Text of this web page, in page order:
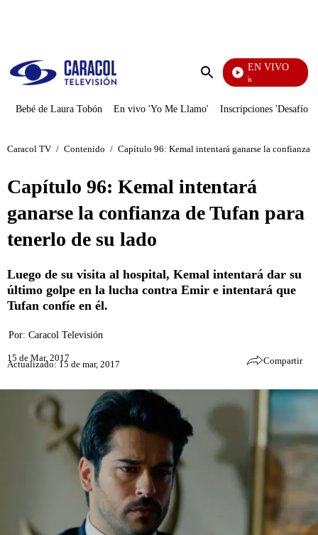
Enviar
EN VIVO
También Caerás
Bebé de Laura Tobón En vivo 'Yo Me Llamo' Inscripciones 'Desafío'
Caracol TV / Contenido / Capítulo 96: Kemal intentará ganarse la confianza
Capítulo 96: Kemal intentará
ganarse la confianza de Tufan para
tenerlo de su lado
Luego de su visita al hospital, Kemal intentará dar su
último golpe en la lucha contra Emir e intentará que
Tufan confíe en él.
Por: Caracol Televisión
15 de Mar, 2017
Actualizado: 15 de mar, 2017 Compartir